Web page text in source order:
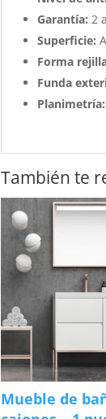
Garantía: 2
Superficie:
Forma
Funda
Planimetría:
También te
Mueble de